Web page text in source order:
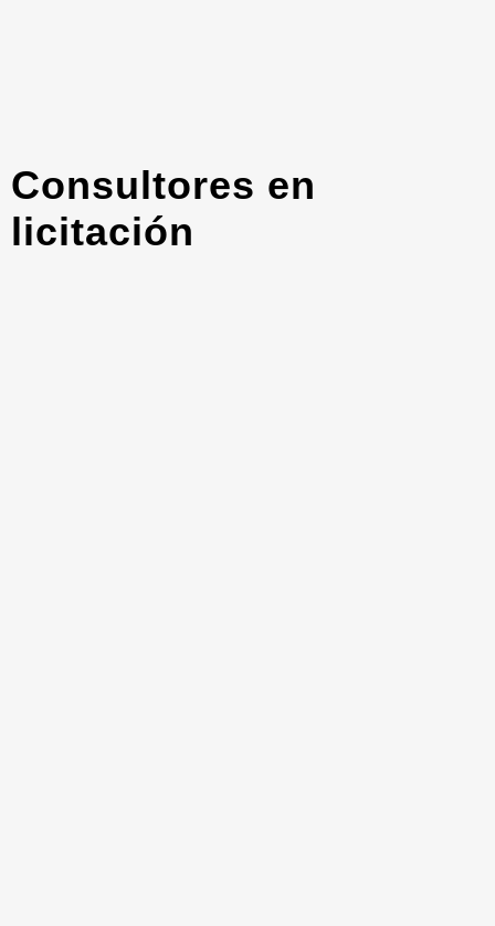
Consultores en
licitación